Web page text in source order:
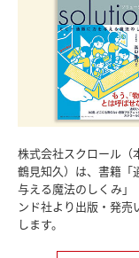
株式会社スクロール
鶴見知久）は、書籍
与える魔法のしくみ」
ンド社より出版・発売
します。